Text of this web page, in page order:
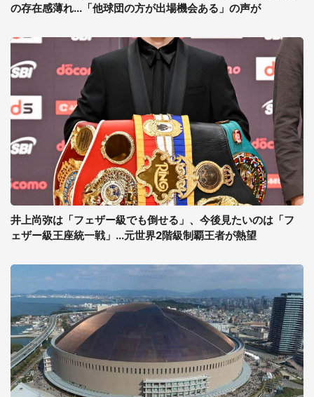
の存在感薄れ...「他球団の方が出場機会ある」の声が
井上尚弥は「フェザー級でも倒せる」、今後見たいのは「フ
ェザー級王座統一戦」...元世界2階級制覇王者が熱望